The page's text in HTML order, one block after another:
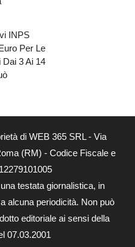
INPS
Per Le
Dai 3 Ai 14
di WEB 365 SRL - Via
(RM) - Codice Fiscale e
testata giornalistica, in
alcuna periodicità. Non può
editoriale ai sensi della
07.03.2001